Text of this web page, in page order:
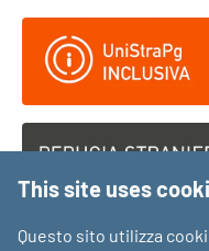
This site uses
Questo sito utilizza